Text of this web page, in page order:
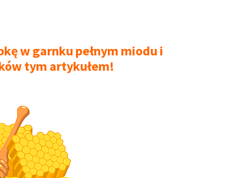
w garnku pełnym miodu i
tym artykułem!